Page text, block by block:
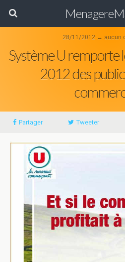
28/11/2012 ↔ aucun
Système U remporte
2012 des
Partager Tweeter